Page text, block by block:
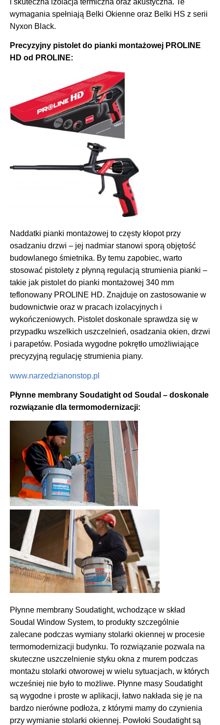
wymagania spełniają Belki Okienne oraz Belki HS z serii
Nyxon Black.
Precyzyjny pistolet do pianki montażowej PROLINE
HD od PROLINE:
Naddatki pianki montażowej to częsty kłopot przy
osadzaniu drzwi – jej nadmiar stanowi sporą objętość
budowlanego śmietnika. By temu zapobiec, warto
stosować pistolety z płynną regulacją strumienia pianki –
takie jak pistolet do pianki montażowej 340 mm
teflonowany PROLINE HD. Znajduje on zastosowanie w
budownictwie oraz w pracach izolacyjnych i
wykończeniowych. Pistolet doskonale sprawdza się w
przypadku wszelkich uszczelnień, osadzania okien, drzwi
i parapetów. Posiada wygodne pokrętło umożliwiające
precyzyjną regulację strumienia piany.
www.narzedzianonstop.pl
Płynne membrany Soudatight od Soudal – doskonale
rozwiązanie dla termomodernizacji:
Płynne membrany Soudatight, wchodzące w skład
Soudal Window System, to produkty szczególnie
zalecane podczas wymiany stolarki okiennej w procesie
termomodernizacji budynku. To rozwiązanie pozwala na
skuteczne uszczelnienie styku okna z murem podczas
montażu stolarki otworowej w wielu sytuacjach, w których
wcześniej nie było to możliwe. Płynne masy Soudatight
są wygodne i proste w aplikacji, łatwo nakłada się je na
bardzo nierówne podłoża, z którymi mamy do czynienia
przy wymianie stolarki okiennej. Powłoki Soudatight są